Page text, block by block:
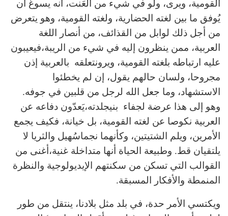
القومية، ويرى، ولو في شيء من العَنت، أنه يسوغ أن
يُوفق ما بين لغته الحضارية، ولغته القومية، وهو يتعرض
من أجل ذلك لوابل من القذائف، من أنصار اللغة
العربية، ممن ينظرون إليه في شيء من الريبة،فيعيبون
عليه ارتباطه بلغته القومية، ويرونتعلقه بالعربية إذن
مجروحا، ولسان حالهم يقول، إن لم يخطئوا
الاستشهاد، وما جعل الله لرجل من قلبين في جوفه.
وهو إلى هذا عرضة لجفاء بنيجلدته،يَعدّون دفاعه عن
العربية نكوصا عن لغته القومية، بل خيانة، فكيف يجمع
الأمرين، ويلم الشتيتين، وكأنهما نجماسُهيل والثريا لا
يلتقيان قط. وطبيعة الحياة أنها متداخلة غنية،أغنى من
القوالب التي تسكن من سكنتهم الإيديولوجية والنظرة
المنمطة والأفكار المسبقة.
ويكتسي الأمر حدة، في بلد مثل بلادنا، ينتقل من طور